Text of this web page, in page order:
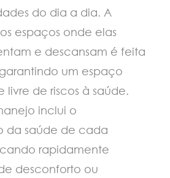
do dia a dia. A
espaços onde elas
e descansam é feita
um espaço
livre de riscos à saúde.
inclui o
da saúde de cada
rapidamente
desconforto ou